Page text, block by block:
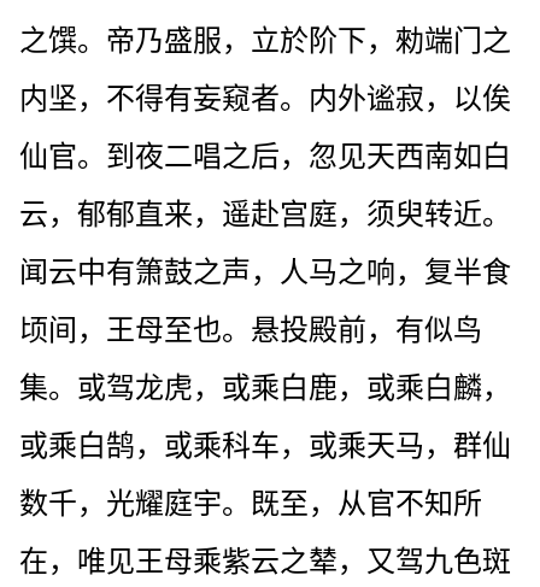
之馔。帝乃盛服，立於阶下，勑端门之
内坚，不得有妄窥者。内外谧寂，以俟
仙官。到夜二唱之后，忽见天西南如白
云，郁郁直来，遥赴宫庭，须臾转近。
闻云中有箫鼓之声，人马之响，复半食
顷间，王母至也。悬投殿前，有似鸟
集。或驾龙虎，或乘白鹿，或乘白麟，
或乘白鹄，或乘科车，或乘天马，群仙
数千，光耀庭宇。既至，从官不知所
在，唯见王母乘紫云之辇，又驾九色斑